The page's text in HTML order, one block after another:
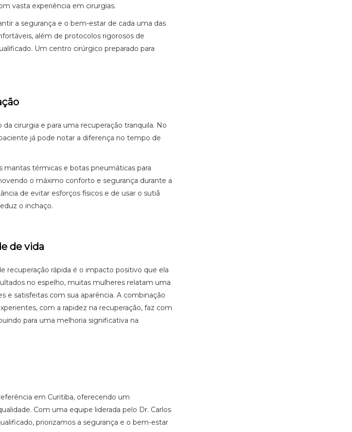
vasta experiência em cirurgias.
a segurança e o bem-estar de cada uma das
além de protocolos rigorosos de
Um centro cirúrgico preparado para
cirurgia e para uma recuperação tranquila. No
já pode notar a diferença no tempo de
mantas térmicas e botas pneumáticas para
o máximo conforto e segurança durante a
de evitar esforços físicos e de usar o sutiã
o inchaço.
de vida
recuperação rápida é o impacto positivo que ela
no espelho, muitas mulheres relatam uma
e satisfeitas com sua aparência. A combinação
com a rapidez na recuperação, faz com
para uma melhoria significativa na
em Curitiba, oferecendo um
Com uma equipe liderada pelo Dr. Carlos
priorizamos a segurança e o bem-estar